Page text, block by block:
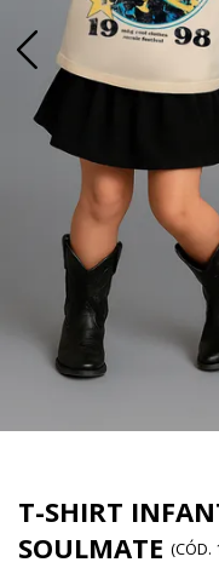
T-SHIRT
SOULMATE (CÓD.